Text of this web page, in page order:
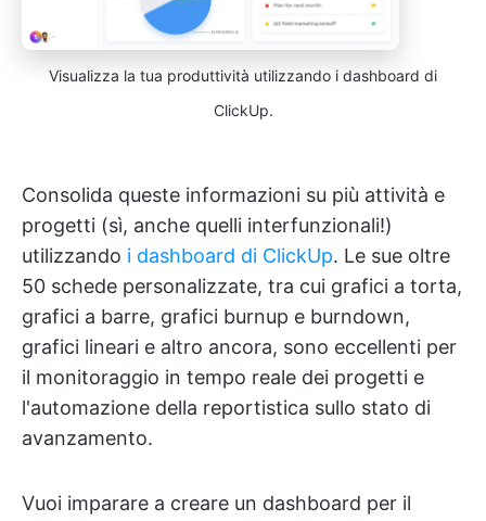
Visualizza la tua produttività utilizzando i dashboard di
ClickUp.
Consolida queste informazioni su più attività e
progetti (sì, anche quelli interfunzionali!)
utilizzando i dashboard di ClickUp. Le sue oltre
50 schede personalizzate, tra cui grafici a torta,
grafici a barre, grafici burnup e burndown,
grafici lineari e altro ancora, sono eccellenti per
il monitoraggio in tempo reale dei progetti e
l'automazione della reportistica sullo stato di
avanzamento.
Vuoi imparare a creare un dashboard per il